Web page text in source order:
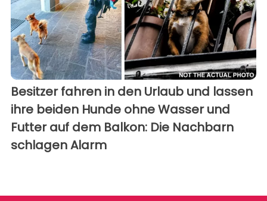
Besitzer fahren in den Urlaub und lassen
ihre beiden Hunde ohne Wasser und
Futter auf dem Balkon: Die Nachbarn
schlagen Alarm